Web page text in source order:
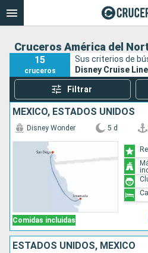
Cruceros América del
15
cruceros
Sus criterios de
Disney Cruise
Filtrar
MÉXICO, ESTADOS UNIDOS
Comidas incluidas
Disney Wonder 5 d
ESTADOS UNIDOS, MÉXICO